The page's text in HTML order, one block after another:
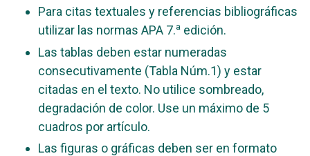
Para citas textuales y referencias bibliográficas
utilizar las normas APA 7.a edición.
Las tablas deben estar numeradas
consecutivamente (Tabla Núm.1) y estar
citadas en el texto. No utilice sombreado,
degradación de color. Use un máximo de 5
cuadros por artículo.
Las figuras o gráficas deben ser en formato